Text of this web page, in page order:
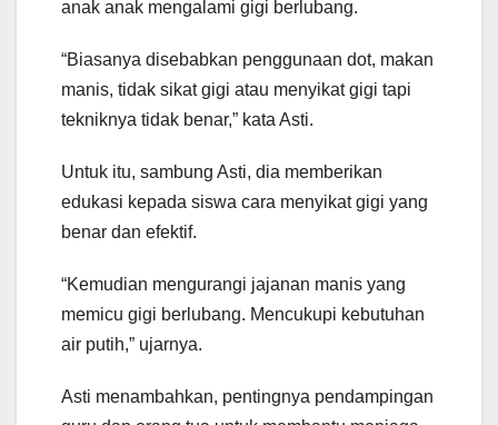
anak anak mengalami gigi berlubang.
“Biasanya disebabkan penggunaan dot, makan
manis, tidak sikat gigi atau menyikat gigi tapi
tekniknya tidak benar,” kata Asti.
Untuk itu, sambung Asti, dia memberikan
edukasi kepada siswa cara menyikat gigi yang
benar dan efektif.
“Kemudian mengurangi jajanan manis yang
memicu gigi berlubang. Mencukupi kebutuhan
air putih,” ujarnya.
Asti menambahkan, pentingnya pendampingan